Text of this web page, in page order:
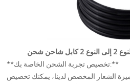
**تخصيص تجربة الشحن الخاصة بك:**
الشعار المخصص لدينا، يمكنك تخصيص